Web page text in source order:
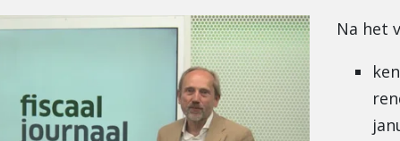
Na het